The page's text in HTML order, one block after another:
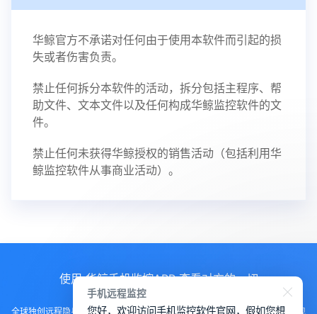
华鲸官方不承诺对任何由于使用本软件而引起的损
失或者伤害负责。
禁止任何拆分本软件的活动，拆分包括主程序、帮
助文件、文本文件以及任何构成华鲸监控软件的文
件。
禁止任何未获得华鲸授权的销售活动（包括利用华
鲸监控软件从事商业活动）。
使用 华鲸手机监控APP 查看对方的一切
全球独创远程隐身运行监控手机，不用经过对方同意安装，100%不让对方发现
手机远程监控
您好，欢迎访问手机监控软件官网，假如您想